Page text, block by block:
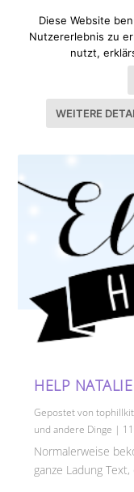
KATEGORIE:
HELP NATALIE
Gepostet von
und andere Dinge |
Normalerweise
ganze Ladung
Diese Website
Nutzererlebnis zu
nutzt,
WEITERE